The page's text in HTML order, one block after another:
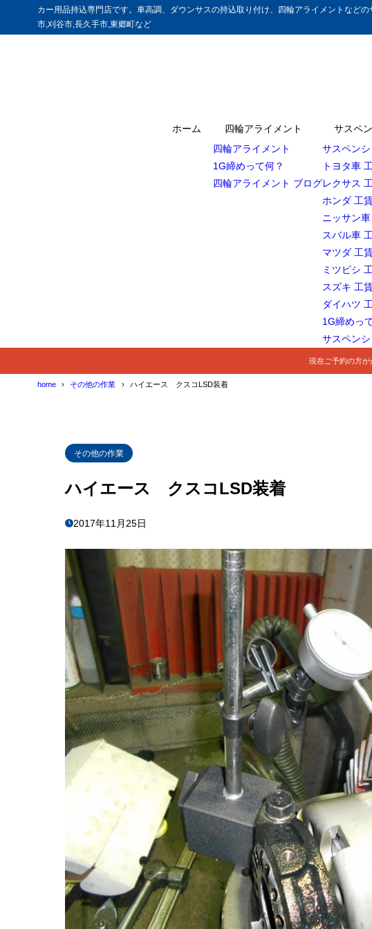
カー用品持込専門店です。車高調、ダウンサスの持込取り付け、四輪アライメントなど
市,刈谷市,長久手市,東郷町など
ホーム
四輪アライメント
四輪アライメント
1G締めって何？
四輪アライメント ブログ
サスペ
サスペン
トヨタ車
レクサス
ホンダ 工
ニッサン
スバル車
マツダ 工
ミツビシ
スズキ 工
ダイハツ
1G締めっ
サスペン
現在ご予約の方が
home その他の作業 ハイエース クスコLSD装着
その他の作業
ハイエース クスコLSD装着
2017年11月25日